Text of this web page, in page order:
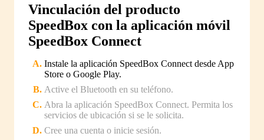
Vinculación del producto
SpeedBox con la aplicación móvil
SpeedBox Connect
Instale la aplicación SpeedBox Connect desde App
Store o Google Play.
Active el Bluetooth en su teléfono.
Abra la aplicación SpeedBox Connect. Permita los
servicios de ubicación si se le solicita.
Cree una cuenta o inicie sesión.